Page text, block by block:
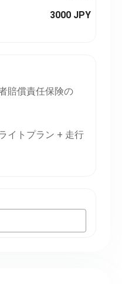
3000 JPY
賠償責任保険の
イトプラン + 走行